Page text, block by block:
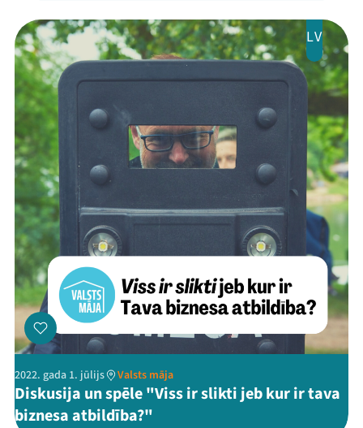
LV
2022. gada 1. jūlijs Valsts māja
Diskusija un spēle "Viss ir slikti jeb kur ir tava
biznesa atbildība?"